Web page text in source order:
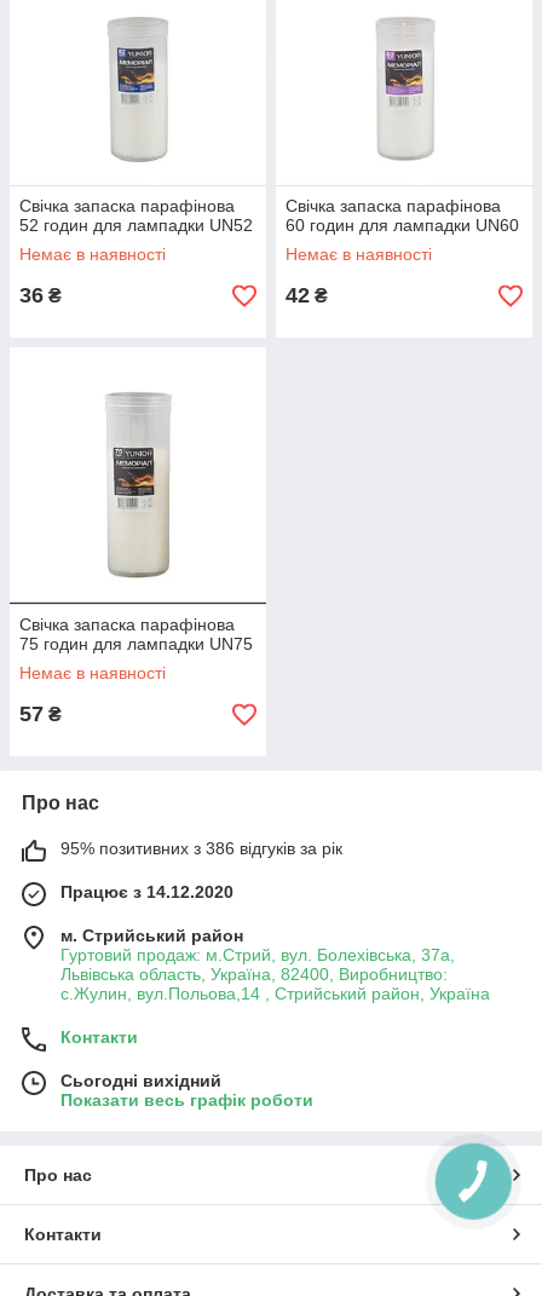
Свічка запаска парафінова
52 годин для лампадки UN52
Немає в наявності
36 ₴
Свічка запаска парафінова
60 годин для лампадки UN60
Немає в наявності
42 ₴
Свічка запаска парафінова
75 годин для лампадки UN75
Немає в наявності
57 ₴
Про нас
95% позитивних з 386 відгуків за рік
Працює з 14.12.2020
м. Стрийський район
Гуртовий продаж: м.Стрий, вул. Болехівська, 37а,
Львівська область, Україна, 82400, Виробництво:
с.Жулин, вул.Польова,14 , Стрийський район, Україна
Контакти
Сьогодні вихідний
Показати весь графік роботи
Про нас
Контакти